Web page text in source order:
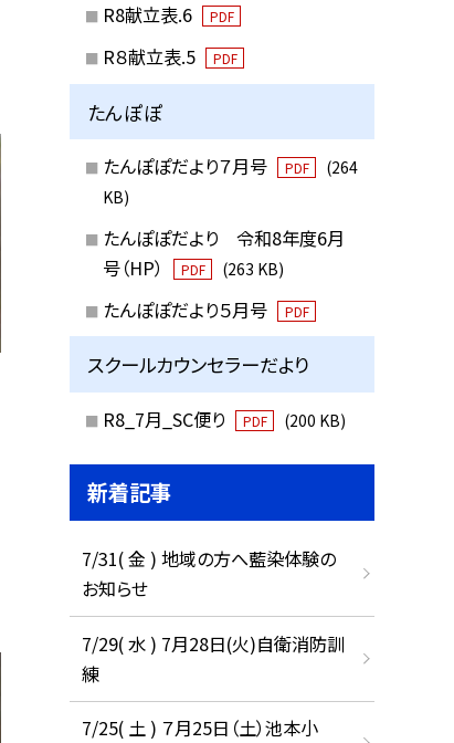
R8献立表.6 PDF
R８献立表.5 PDF
たんぽぽ
たんぽぽだより７月号 PDF
(264
KB)
たんぽぽだより 令和8年度6月
号（HP）
PDF (263 KB)
たんぽぽだより５月号 PDF
スクールカウンセラーだより
R8_7月_SC便り PDF (200 KB)
新着記事
7/31( 金 ) 地域の方へ藍染体験の
お知らせ
7/29( 水 ) 7月28日(火)自衛消防訓
練
7/25( 土 ) ７月25日（土）池本小